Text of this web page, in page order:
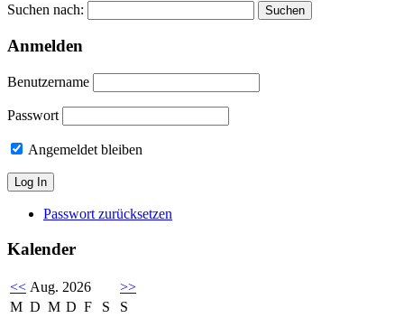
Suchen nach:
Anmelden
Benutzername
Passwort
Angemeldet bleiben
Passwort zurücksetzen
Kalender
<< Aug. 2026
>>
M D M D F S
S